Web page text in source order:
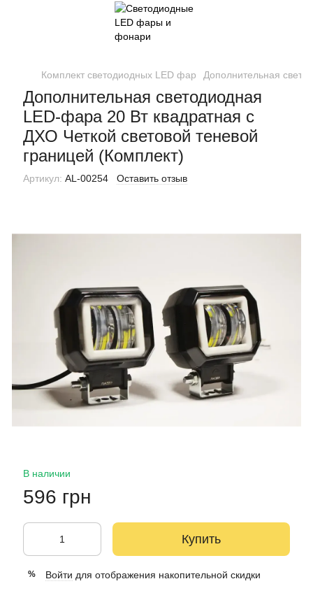
Комплект светодиодных LED фар Дополнительная
Дополнительная светодиодная
LED-фара 20 Вт квадратная с
ДХО Четкой световой теневой
границей (Комплект)
Артикул: AL-00254 Оставить отзыв
В наличии
596 грн
Купить
% Войти для отображения накопительной скидки